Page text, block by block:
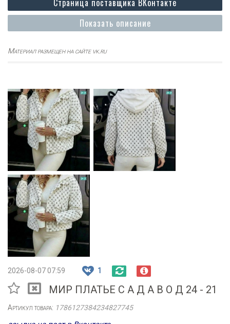
Показать описание
Страница поставщика ВКонтакте
Материал размещен на сайте vk.ru
2026-08-07 07:59 1
МИР ПЛАТЬЕ С А Д А В О Д 24 - 21
Артикул товара: 1786127384234827745